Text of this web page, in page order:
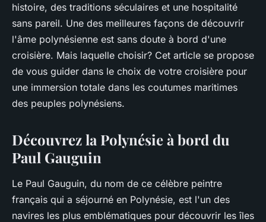
histoire, des traditions séculaires et une hospitalité
sans pareil. Une des meilleures façons de découvrir
l'âme polynésienne est sans doute à bord d'une
croisière. Mais laquelle choisir? Cet article se propose
de vous guider dans le choix de votre croisière pour
une immersion totale dans les coutumes maritimes
des peuples polynésiens.
Découvrez la Polynésie à bord du
Paul Gauguin
Le Paul Gauguin, du nom de ce célèbre peintre
français qui a séjourné en Polynésie, est l'un des
navires les plus emblématiques pour découvrir les îles